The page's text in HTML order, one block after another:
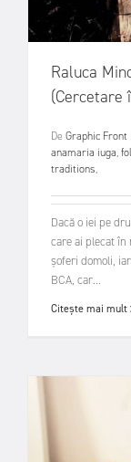
Raluca
(Cercetare
De Graphic Front
anamaria iuga,
traditions,
Dacă o iei pe
care ai plecat
şoferi domoli,
BCA, car...
Citește mai mult